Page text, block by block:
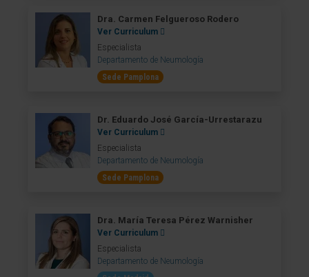
Dra. Carmen Felgueroso Rodero
Ver Curriculum
Especialista
Departamento de Neumología
Sede Pamplona
Dr. Eduardo José García-Urrestarazu
Ver Curriculum
Especialista
Departamento de Neumología
Sede Pamplona
Dra. María Teresa Pérez Warnisher
Ver Curriculum
Especialista
Departamento de Neumología